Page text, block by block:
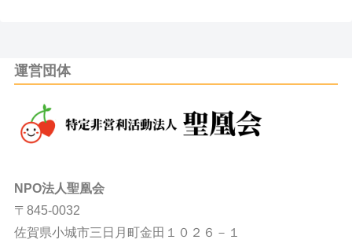
運営団体
NPO法人聖凰会
〒845-0032
佐賀県小城市三日月町金田１０２６－１